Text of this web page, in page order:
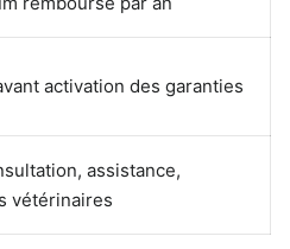
activation des garanties
assistance,
vétérinaires